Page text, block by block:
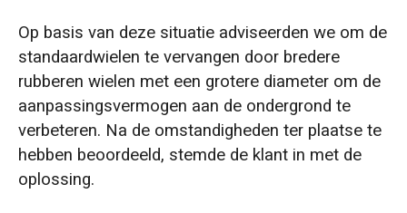
Op basis van deze situatie adviseerden we om de
standaardwielen te vervangen door bredere
rubberen wielen met een grotere diameter om de
aanpassingsvermogen aan de ondergrond te
verbeteren. Na de omstandigheden ter plaatse te
hebben beoordeeld, stemde de klant in met de
oplossing.